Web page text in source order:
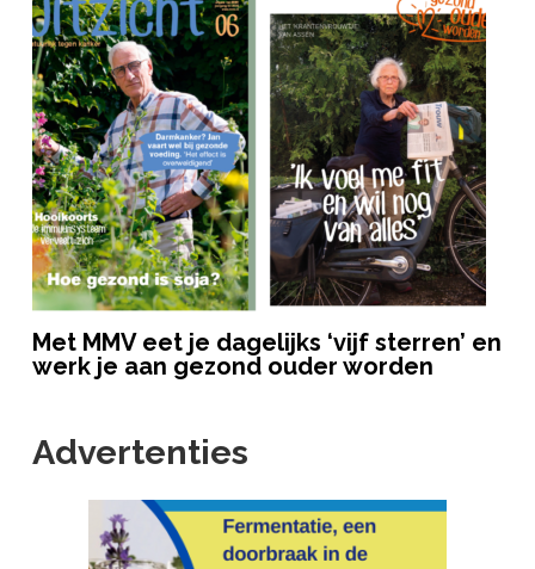
Met MMV eet je dagelijks ‘vijf sterren’ en
werk je aan gezond ouder worden
Advertenties